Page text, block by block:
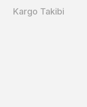
Kargo Takibi